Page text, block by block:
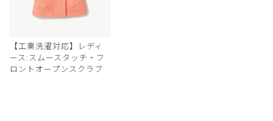
【工業洗濯対応】レディ
ース:スムースタッチ・フ
ロントオープンスクラブ